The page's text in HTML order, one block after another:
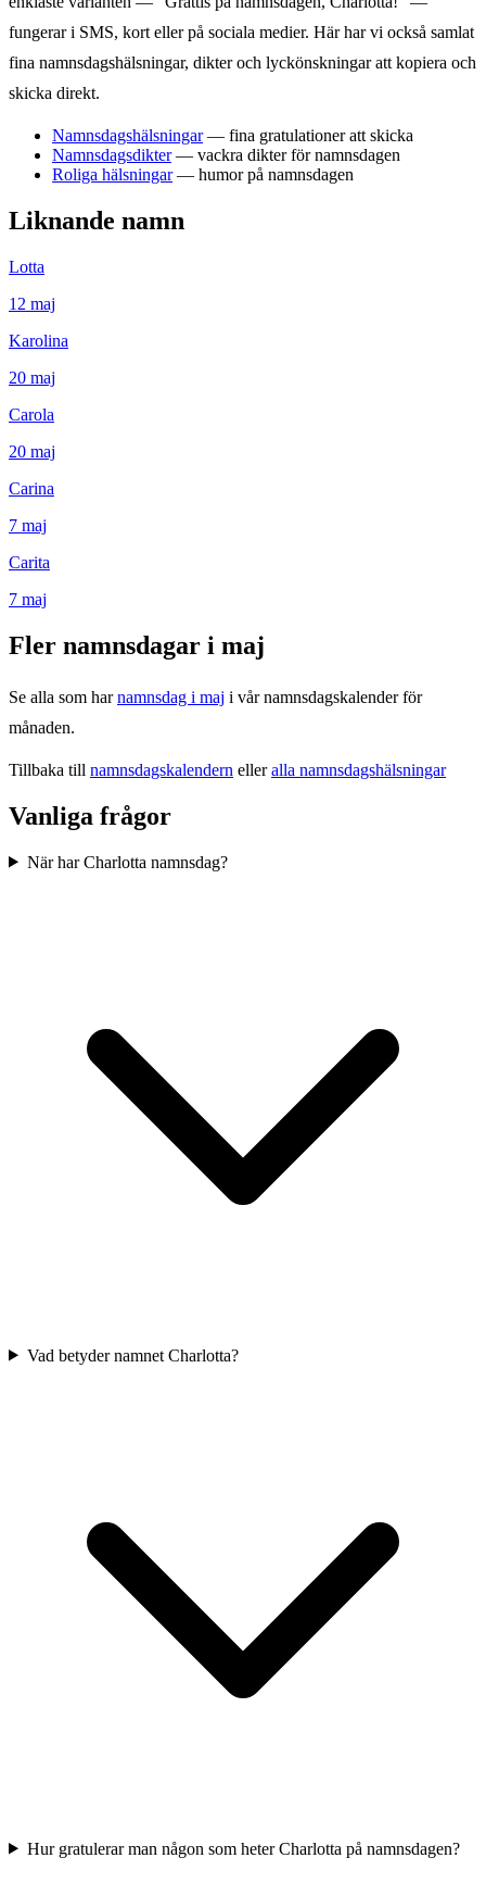
fungerar i SMS, kort eller på sociala medier. Här har vi också samlat
fina namnsdagshälsningar, dikter och lyckönskningar att kopiera och
skicka direkt.
Namnsdagshälsningar — fina gratulationer att skicka
Namnsdagsdikter— vackra dikter för namnsdagen
Roliga hälsningar— humor på namnsdagen
Liknande namn
Lotta
12 maj
Karolina
20 maj
Carola
20 maj
Carina
7 maj
Carita
7 maj
Fler namnsdagar i maj
Se alla som har namnsdag i maj i vår namnsdagskalender för
månaden.
Tillbaka till namnsdagskalendern elleralla namnsdagshälsningar
Vanliga frågor
När har Charlotta namnsdag?
Vad betyder namnet Charlotta?
Hur gratulerar man någon som heter Charlotta på namnsdagen?